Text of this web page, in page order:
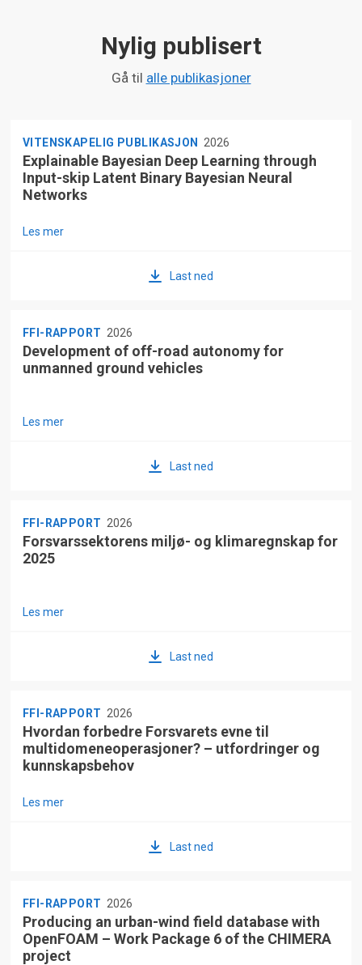
Nylig publisert
Gå til alle publikasjoner
VITENSKAPELIG PUBLIKASJON 2026
Explainable Bayesian Deep Learning through
Input-skip Latent Binary Bayesian Neural
Networks
Les mer
Last ned
FFI-RAPPORT 2026
Development of off-road autonomy for
unmanned ground vehicles
Les mer
Last ned
FFI-RAPPORT 2026
Forsvarssektorens miljø- og klimaregnskap for
2025
Les mer
Last ned
FFI-RAPPORT 2026
Hvordan forbedre Forsvarets evne til
multidomeneoperasjoner? – utfordringer og
kunnskapsbehov
Les mer
Last ned
FFI-RAPPORT 2026
Producing an urban-wind field database with
OpenFOAM – Work Package 6 of the CHIMERA
project